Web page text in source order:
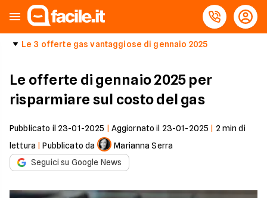
Le 3 offerte gas vantaggiose di gennaio 2025
Le offerte di gennaio 2025 per
risparmiare sul costo del gas
Pubblicato il 23-01-2025 Aggiornato il 23-01-2025 2 min di
lettura |Pubblicato da
Marianna Serra
Seguici su Google News